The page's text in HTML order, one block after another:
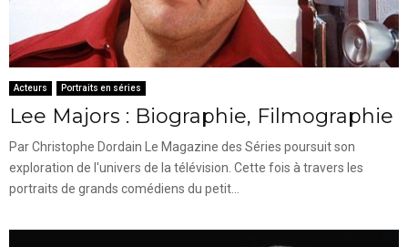
Acteurs Portraits en séries
Lee Majors : Biographie, Filmographie
Par Christophe Dordain Le Magazine des Séries poursuit son
exploration de l'univers de la télévision. Cette fois à travers les
portraits de grands comédiens du petit...